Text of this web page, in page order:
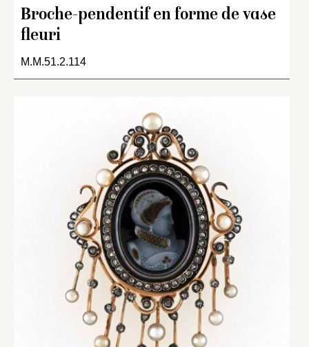
Broche-pendentif en forme de vase
fleuri
M.M.51.2.114